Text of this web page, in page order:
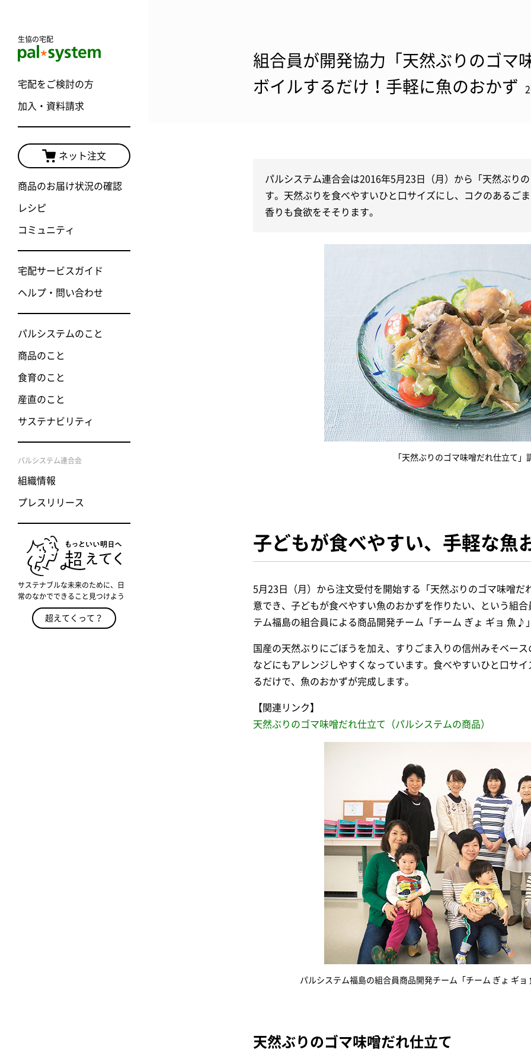
生協の宅配
宅配をご検討の方
加入・資料請求
ネット注文
商品のお届け状況の確認
レシピ
コミュニティ
宅配サービスガイド
ヘルプ・問い合わせ
パルシステムのこと
商品のこと
食育のこと
産直のこと
サステナビリティ
パルシステム連合会
組織情報
プレスリリース
サステナブルな未来のために、日
常のなかでできること見つけよう
超えてくって？
組合員が開発協力「天然ぶりのゴマ
ボイルするだけ！手軽に魚のおかず
パルシステム連合会は2016年5月23日（月）から「天然ぶり
す。天然ぶりを食べやすいひと口サイズにし、コクのあるご
香りも食欲をそそります。
「天然ぶりのゴマ味噌だれ仕立て」
子どもが食べやすい、手軽な魚
5月23日（月）から注文受付を開始する「天然ぶりのゴマ味噌だ
意でき、子どもが食べやすい魚のおかずを作りたい、という組
テム福島の組合員による商品開発チーム「チーム ぎょ ギョ 魚♪
国産の天然ぶりにごぼうを加え、すりごま入りの信州みそベー
などにもアレンジしやすくなっています。食べやすいひと口サ
るだけで、魚のおかずが完成します。
【関連リンク】
天然ぶりのゴマ味噌だれ仕立て（パルシステムの商品）
パルシステム福島の組合員商品開発チーム「チーム ぎょ ギ
天然ぶりのゴマ味噌だれ仕立て